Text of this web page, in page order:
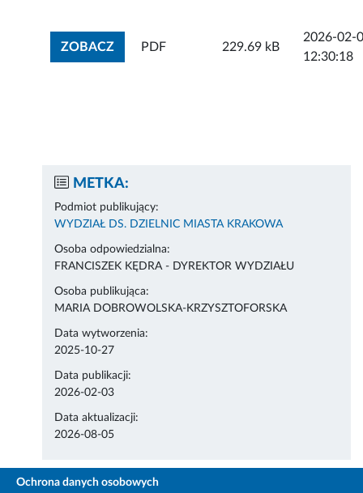
ZOBACZZOBACZ ZAŁĄCZNIK
PDF 229.69 kB
2026-02-
12:30:18
METKA:
Podmiot publikujący:
WYDZIAŁ DS. DZIELNIC MIASTA KRAKOWA
Osoba odpowiedzialna:
FRANCISZEK KĘDRA - DYREKTOR WYDZIAŁU
Osoba publikująca:
MARIA DOBROWOLSKA-KRZYSZTOFORSKA
Data wytworzenia:
2025-10-27
Data publikacji:
2026-02-03
Data aktualizacji:
2026-08-05
Ochrona danych osobowych